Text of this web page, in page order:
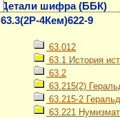
Детали шифра (ББК)
63.3(2Р-4Кем)622-9
63.012
63.1 История
63.2
63.215(2)
63.215-2
63.221